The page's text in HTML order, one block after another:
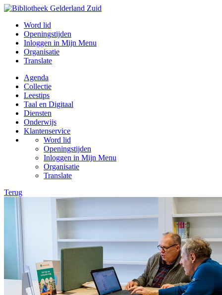
Word lid
Openingstijden
Inloggen in Mijn Menu
Organisatie
Translate
Agenda
Collectie
Leestips
Taal en Digitaal
Diensten
Onderwijs
Klantenservice
Word lid
Openingstijden
Inloggen in Mijn Menu
Organisatie
Translate
Terug